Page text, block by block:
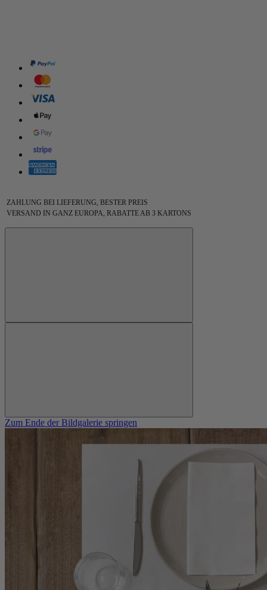
ZAHLUNG BEI LIEFERUNG, BESTER PREIS
VERSAND IN GANZ EUROPA, RABATTE AB 3 KARTONS
Zum Ende der Bildgalerie springen